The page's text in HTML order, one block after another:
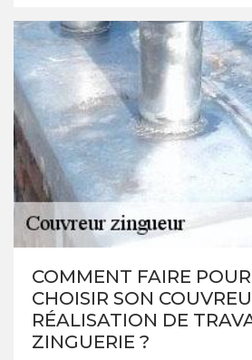
COMMENT FAIRE
CHOISIR SON
RÉALISATION DE
ZINGUERIE ?